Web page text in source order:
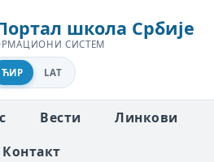
школа Србије
СИСТЕМ
ЋИР LAT
Вести
Линкови
Контакт